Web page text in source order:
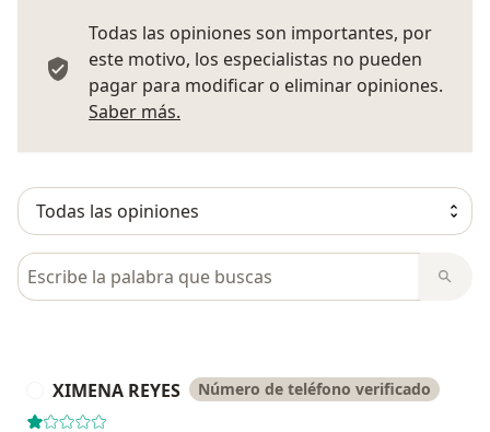
Todas las opiniones son importantes, por
este motivo, los especialistas no pueden
pagar para modificar o eliminar opiniones.
Saber más.
Busca en opiniones
XIMENA REYES Número de teléfono verificado